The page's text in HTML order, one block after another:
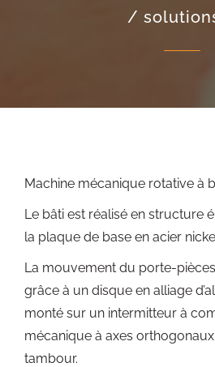
/
Machine mécanique rotative à
Le bâti est réalisé en structure
la plaque de base en acier
La mouvement du porte-pièces
grâce à un disque en alliage
monté sur un intermitteur à
mécanique à axes
tambour.